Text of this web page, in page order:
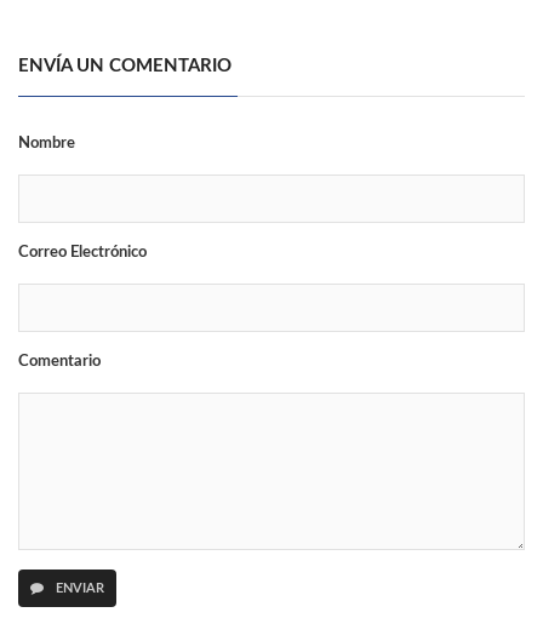
ENVÍA UN COMENTARIO
Nombre
Correo Electrónico
Comentario
ENVIAR